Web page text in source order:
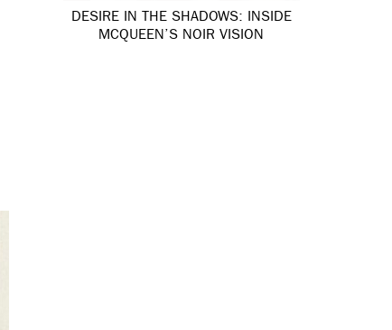
DESIRE IN THE SHADOWS: INSIDE
MCQUEEN’S NOIR VISION